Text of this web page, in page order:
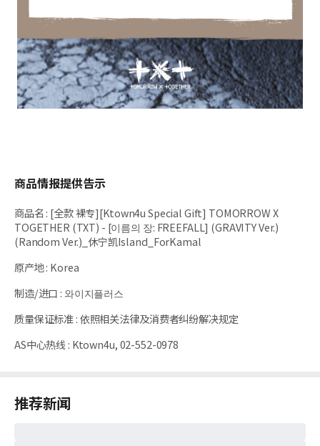
商品情报提供告示
商品名: [全款 裸专][Ktown4u Special Gift] TOMORROW X
TOGETHER (TXT) - [이름의 장: FREEFALL] (GRAVITY Ver.)
(Random Ver.)_休宁凯Island_ForKamal
原产地: Korea
制造/进口 : 와이지플러스
质量保证标准 :依照相关法律及消费者纠纷解决规定
AS中心热线 : Ktown4u, 02-552-0978
推荐新闻